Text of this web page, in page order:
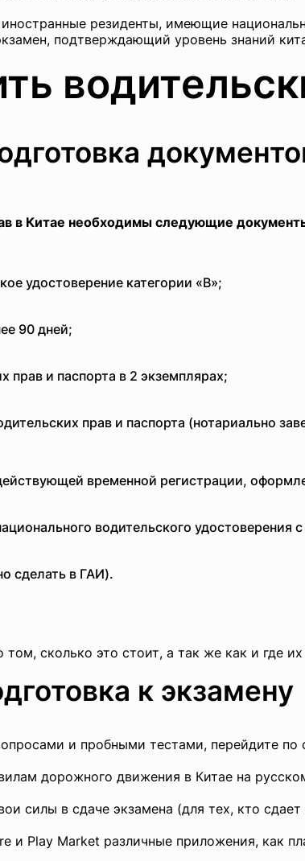
резиденты, имеющие
подтверждающий уровень знаний
в Китае необходимы следующие
удостоверение категории «B»;
90 дней;
прав и паспорта в 2 экземплярах;
прав и паспорта (нотариально
временной регистрации,
водительского удостоверения
сделать в ГАИ).
сколько это стоит, а так же как и где
к экзамену
и пробными тестами, перейдите
дорожного движения в Китае на
силы в сдаче экзамена (для тех, кто
и Play Market различные приложения, как